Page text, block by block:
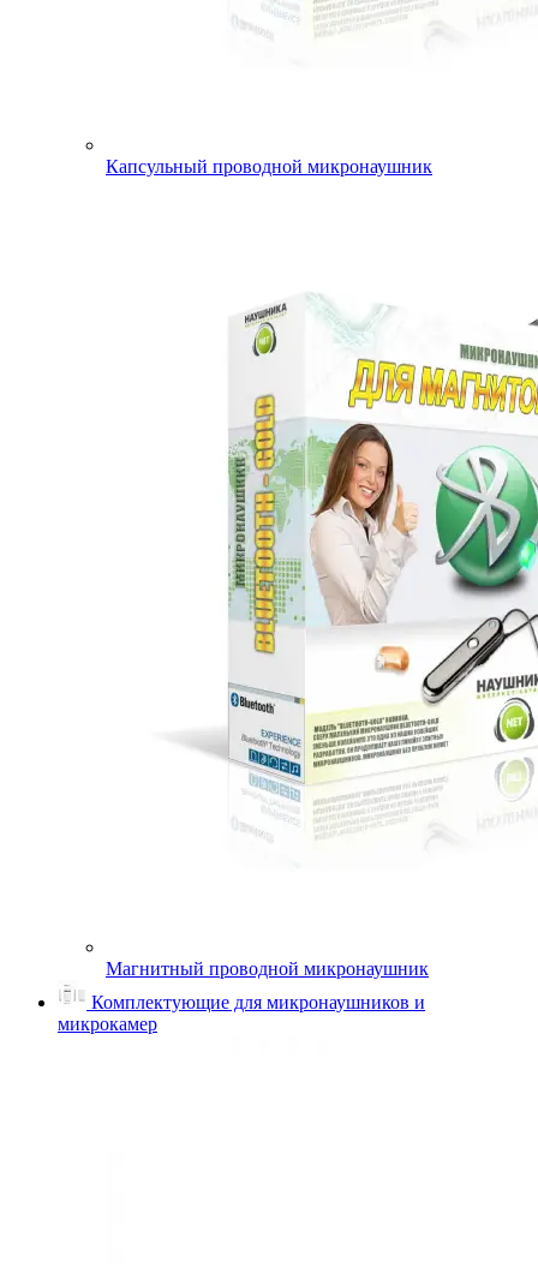
Капсульный проводной микронаушник
Магнитный проводной микронаушник
Комплектующие для микронаушников и
микрокамер